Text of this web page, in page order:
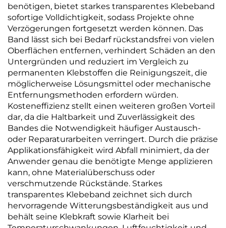
benötigen, bietet starkes transparentes Klebeband
sofortige Volldichtigkeit, sodass Projekte ohne
Verzögerungen fortgesetzt werden können. Das
Band lässt sich bei Bedarf rückstandsfrei von vielen
Oberflächen entfernen, verhindert Schäden an den
Untergründen und reduziert im Vergleich zu
permanenten Klebstoffen die Reinigungszeit, die
möglicherweise Lösungsmittel oder mechanische
Entfernungsmethoden erfordern würden.
Kosteneffizienz stellt einen weiteren großen Vorteil
dar, da die Haltbarkeit und Zuverlässigkeit des
Bandes die Notwendigkeit häufiger Austausch-
oder Reparaturarbeiten verringert. Durch die präzise
Applikationsfähigkeit wird Abfall minimiert, da der
Anwender genau die benötigte Menge applizieren
kann, ohne Materialüberschuss oder
verschmutzende Rückstände. Starkes
transparentes Klebeband zeichnet sich durch
hervorragende Witterungsbeständigkeit aus und
behält seine Klebkraft sowie Klarheit bei